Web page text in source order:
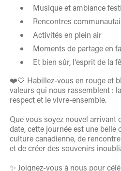
Musique et ambiance
Rencontres
Activités en plein air
Moments de partage en
Et bien sûr, l'esprit de la
❤️🤍 Habillez-vous en rouge et
valeurs qui nous rassemblent :
respect et le vivre-ensemble.
Que vous soyez nouvel arrivant
date, cette journée est une belle
culture canadienne, de
et de créer des souvenirs
✨ Joignez-vous à nous pour